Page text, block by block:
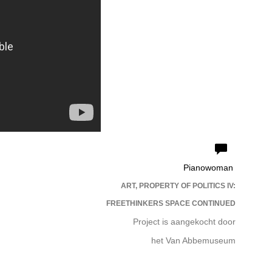
Pianowoman
ART, PROPERTY OF POLITICS IV:
FREETHINKERS SPACE CONTINUED
Project is aangekocht door
het Van Abbemuseum